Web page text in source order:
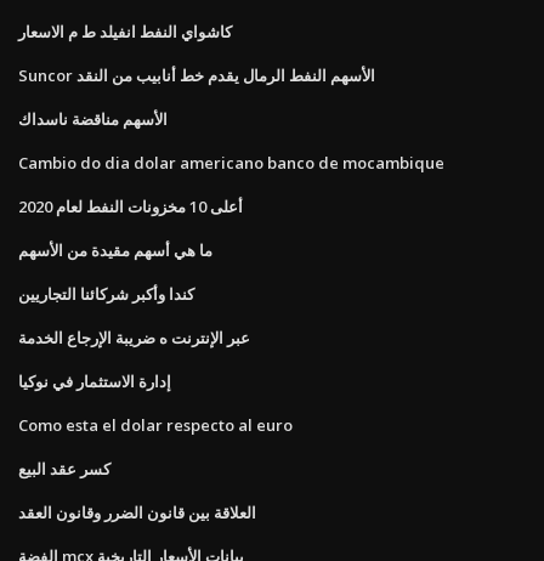
كاشواي النفط انفيلد ط م الاسعار
Suncor الأسهم النفط الرمال يقدم خط أنابيب من النقد
الأسهم مناقضة ناسداك
Cambio do dia dolar americano banco de mocambique
أعلى 10 مخزونات النفط لعام 2020
ما هي أسهم مقيدة من الأسهم
كندا وأكبر شركائنا التجاريين
عبر الإنترنت ه ضريبة الإرجاع الخدمة
إدارة الاستثمار في نوكيا
Como esta el dolar respecto al euro
كسر عقد البيع
العلاقة بين قانون الضرر وقانون العقد
الفضة mcx بيانات الأسعار التاريخية